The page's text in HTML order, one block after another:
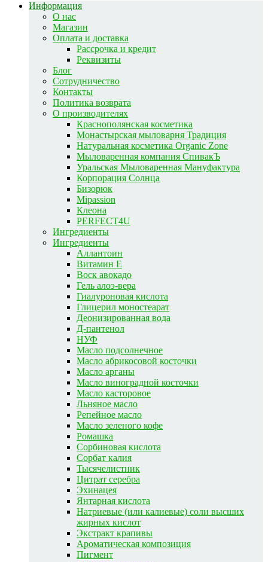
Информация
О нас
Магазин
Оплата и доставка
Рассрочка и кредит
Реквизиты
Блог
Сотрудничество
Контакты
Политика возврата
О производителях
Краснополянская косметика
Монастырская мыловарня Традиция
Натуральная косметика Organic Zone
Мыловаренная компания СпивакЪ
Уральская Мыловаренная Мануфактура
Корпорация Солнца
Бизорюк
Mipassion
Клеона
PERFECT4U
Ингредиенты
Ингредиенты
Аллантоин
Витамин E
Воск авокадо
Гель алоэ-вера
Гиалуроновая кислота
Глицерил моностеарат
Деонизированная вода
Д-пантенол
НУФ
Масло подсолнечное
Масло абрикосовой косточки
Масло арганы
Масло виноградной косточки
Масло касторовое
Льняное масло
Репейное масло
Масло зеленого кофе
Ромашка
Сорбиновая кислота
Сорбат калия
Тысячелистник
Цитрат серебра
Эхинацея
Янтарная кислота
Натриевые (или калиевые) соли высших
жирных кислот
Экстракт крапивы
Ароматическая композиция
Пигмент